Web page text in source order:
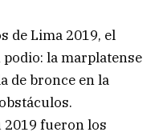
de Lima 2019, el
la marplatense
de bronce en la
2019 fueron los